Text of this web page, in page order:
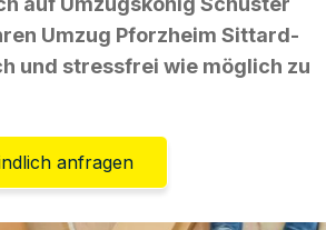
Umzug Pforzheim Sittard-
und stressfrei wie möglich zu
anfragen